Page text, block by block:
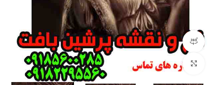
مشاهده 360 درجه
بزرگنمایی تصویر